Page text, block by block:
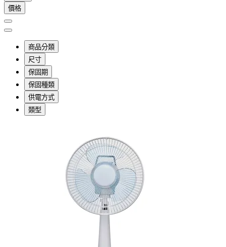
價格
商品分類
尺寸
保固期
保固種類
供電方式
類型